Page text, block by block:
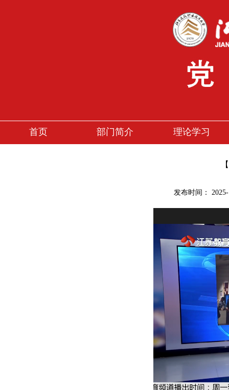
首页 部门简介 理论学习
发布时间：